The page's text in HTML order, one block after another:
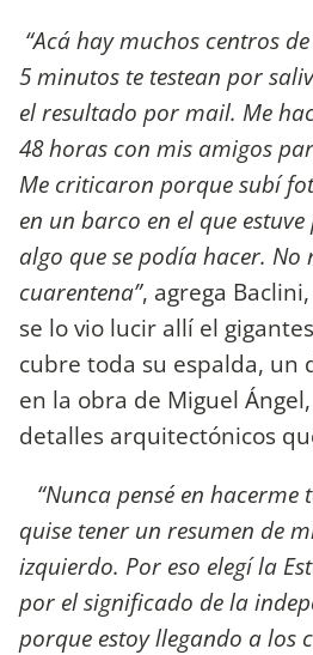
“Acá hay muchos centros
5 minutos te testean por
el resultado por mail. Me
48 horas con mis amigos
Me criticaron porque subí
en un barco en el que
algo que se podía hacer.
cuarentena”, agrega
se lo vio lucir allí el
cubre toda su espalda, un
en la obra de Miguel
detalles arquitectónicos
“Nunca pensé en hacerme
quise tener un resumen de
izquierdo. Por eso elegí la
por el significado de la
porque estoy llegando a los